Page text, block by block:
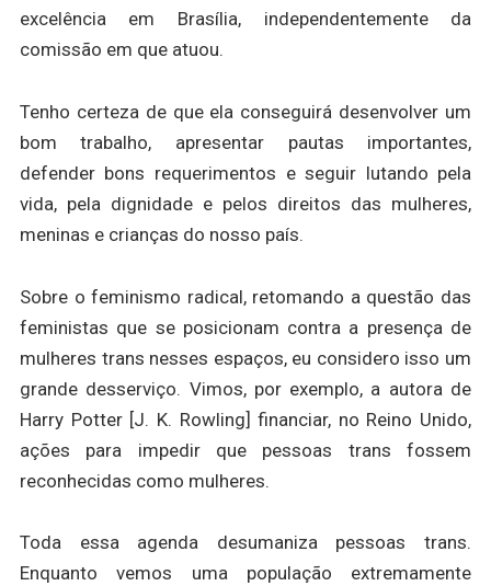
excelência em Brasília, independentemente da
comissão em que atuou.
Tenho certeza de que ela conseguirá desenvolver um
bom trabalho, apresentar pautas importantes,
defender bons requerimentos e seguir lutando pela
vida, pela dignidade e pelos direitos das mulheres,
meninas e crianças do nosso país.
Sobre o feminismo radical, retomando a questão das
feministas que se posicionam contra a presença de
mulheres trans nesses espaços, eu considero isso um
grande desserviço. Vimos, por exemplo, a autora de
Harry Potter [J. K. Rowling] financiar, no Reino Unido,
ações para impedir que pessoas trans fossem
reconhecidas como mulheres.
Toda essa agenda desumaniza pessoas trans.
Enquanto vemos uma população extremamente